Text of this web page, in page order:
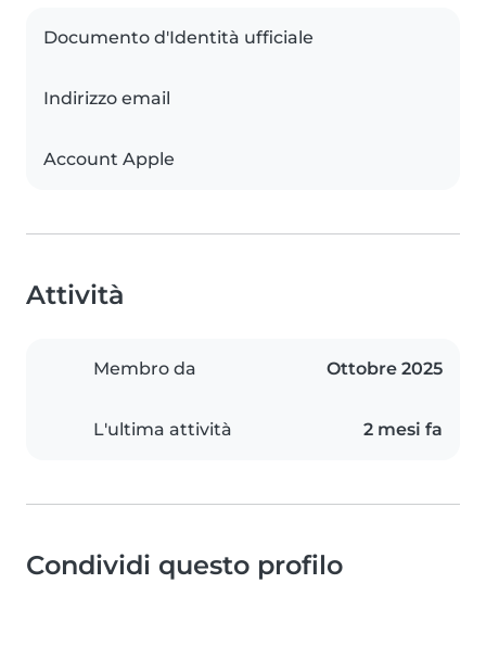
Documento d'Identità ufficiale
Indirizzo email
Account Apple
Attività
Membro da Ottobre 2025
L'ultima attività 2 mesi fa
Condividi questo profilo